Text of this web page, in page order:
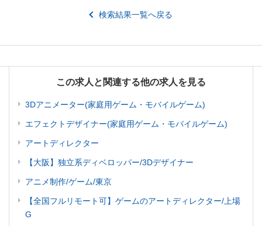
検索結果一覧へ戻る
この求人と関連する他の求人を見る
3Dアニメーター(家庭用ゲーム・モバイルゲーム)
エフェクトデザイナー(家庭用ゲーム・モバイルゲーム)
アートディレクター
【大阪】独立系ディベロッパー/3Dデザイナー
アニメ制作/ゲーム/東京
【全国フルリモート可】ゲームのアートディレクター/上場
G